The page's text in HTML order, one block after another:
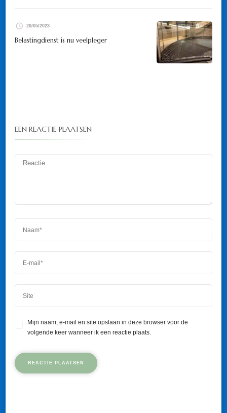
20/05/2023
Belastingdienst is nu veelpleger
EEN REACTIE PLAATSEN
Mijn naam, e-mail en site opslaan in deze browser voor de
volgende keer wanneer ik een reactie plaats.